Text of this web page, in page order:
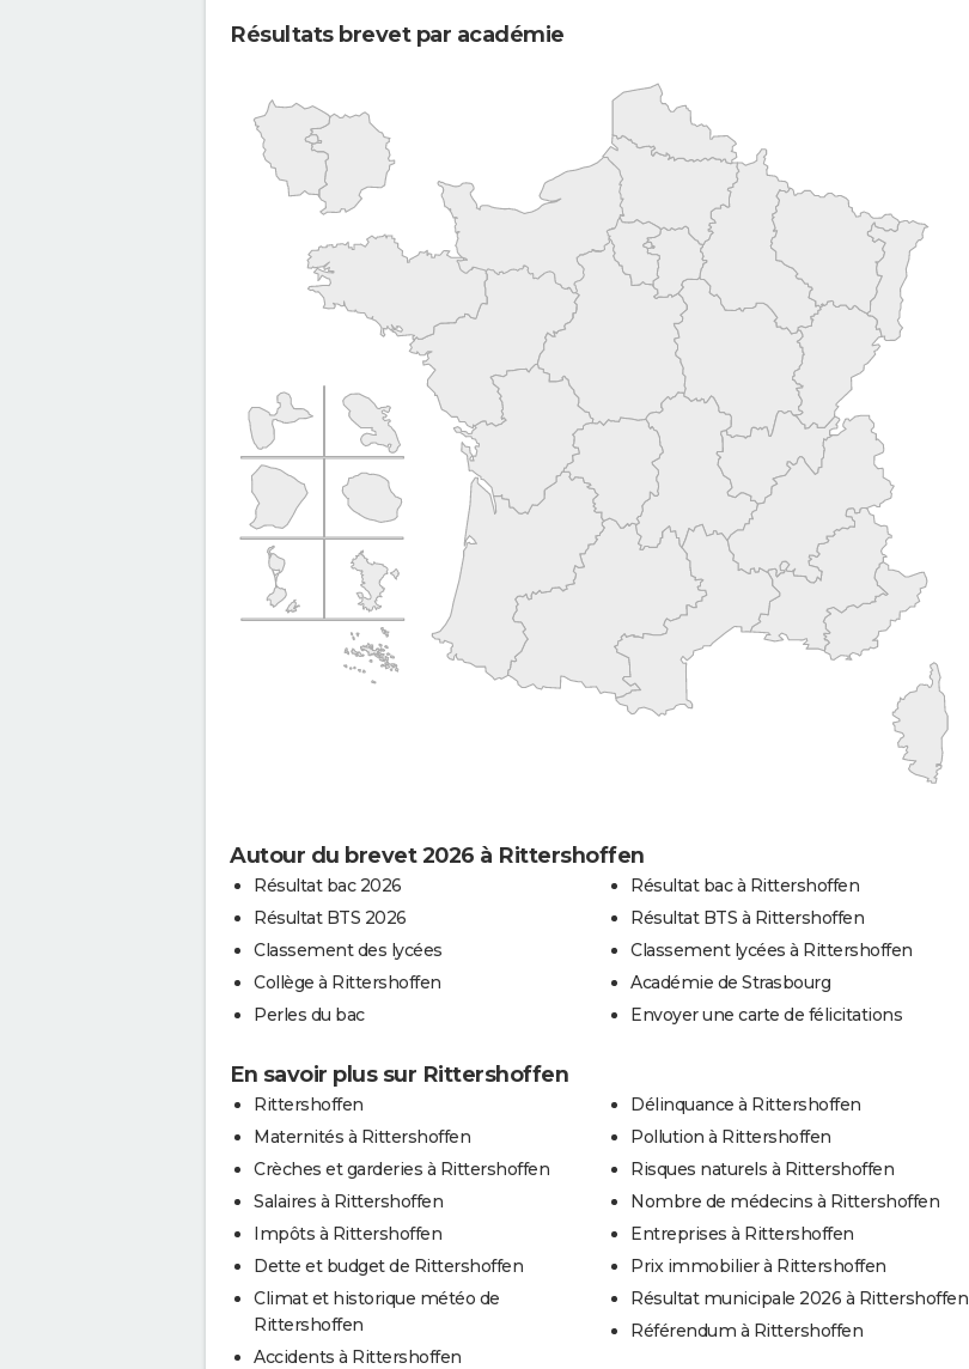
Résultats brevet par académie
Autour du brevet 2026 à Rittershoffen
Résultat bac 2026
Résultat BTS 2026
Classement des lycées
Collège à Rittershoffen
Perles du bac
Résultat bac à Rittershoffen
Résultat BTS à Rittershoffen
Classement lycées à Rittershoffen
Académie de Strasbourg
Envoyer une carte de félicitations
En savoir plus sur Rittershoffen
Rittershoffen
Maternités à Rittershoffen
Crèches et garderies à Rittershoffen
Salaires à Rittershoffen
Impôts à Rittershoffen
Dette et budget de Rittershoffen
Climat et historique météo de
Rittershoffen
Accidents à Rittershoffen
Délinquance à Rittershoffen
Pollution à Rittershoffen
Risques naturels à Rittershoffen
Nombre de médecins à Rittershoffen
Entreprises à Rittershoffen
Prix immobilier à Rittershoffen
Résultat municipale 2026 à Rittershoffen
Référendum à Rittershoffen